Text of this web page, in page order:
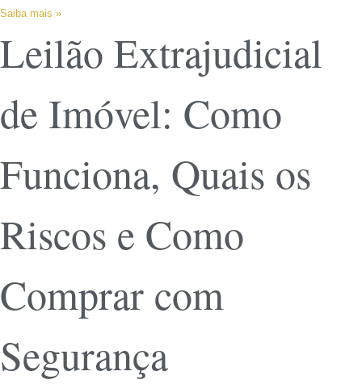
Saiba mais »
Leilão Extrajudicial
de Imóvel: Como
Funciona, Quais os
Riscos e Como
Comprar com
Segurança